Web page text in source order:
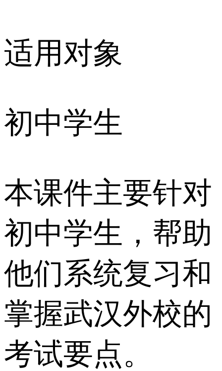
适用对象
初中学生
本课件主要针对
初中学生，帮助
他们系统复习和
掌握武汉外校的
考试要点。